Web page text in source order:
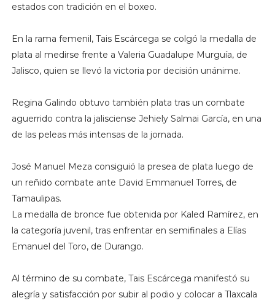
estados con tradición en el boxeo.
En la rama femenil, Tais Escárcega se colgó la medalla de
plata al medirse frente a Valeria Guadalupe Murguía, de
Jalisco, quien se llevó la victoria por decisión unánime.
Regina Galindo obtuvo también plata tras un combate
aguerrido contra la jalisciense Jehiely Salmai García, en una
de las peleas más intensas de la jornada.
José Manuel Meza consiguió la presea de plata luego de
un reñido combate ante David Emmanuel Torres, de
Tamaulipas.
La medalla de bronce fue obtenida por Kaled Ramírez, en
la categoría juvenil, tras enfrentar en semifinales a Elías
Emanuel del Toro, de Durango.
Al término de su combate, Tais Escárcega manifestó su
alegría y satisfacción por subir al podio y colocar a Tlaxcala